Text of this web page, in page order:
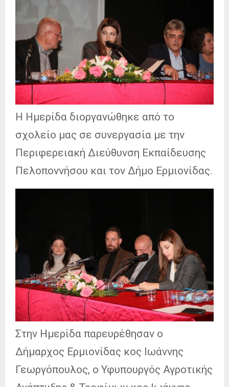
Η Ημερίδα διοργανώθηκε από το
σχολείο μας σε συνεργασία με την
Περιφερειακή Διεύθυνση Εκπαίδευσης
Πελοποννήσου και τον Δήμο Ερμιονίδας.
Στην Ημερίδα παρευρέθησαν ο
Δήμαρχος Ερμιονίδας κος Ιωάννης
Γεωργόπουλος, ο Υφυπουργός Αγροτικής